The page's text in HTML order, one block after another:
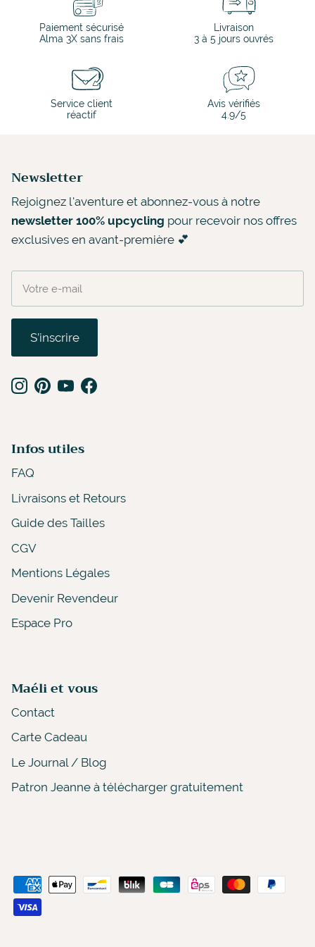
Paiement sécurisé
Alma 3X sans frais
Livraison
3 à 5 jours ouvrés
Service client
réactif
Avis vérifiés
4.9/5
Newsletter
Rejoignez l'aventure et abonnez-vous à notre
newsletter 100% upcycling pour recevoir nos offres
exclusives en avant-première 💕
S’inscrire
Facebook
YouTube
Instagram
Pinterest
Infos utiles
FAQ
Livraisons et Retours
Guide des Tailles
CGV
Mentions Légales
Devenir Revendeur
Espace Pro
Maéli et vous
Contact
Carte Cadeau
Le Journal / Blog
Patron Jeanne à télécharger gratuitement